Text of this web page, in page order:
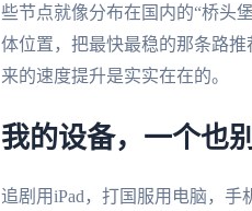
些节点就像分布在国内的“桥头
体位置，把最快最稳的那条路
来的速度提升是实实在在的。
我的设备，一个也
追剧用iPad，打国服用电脑，